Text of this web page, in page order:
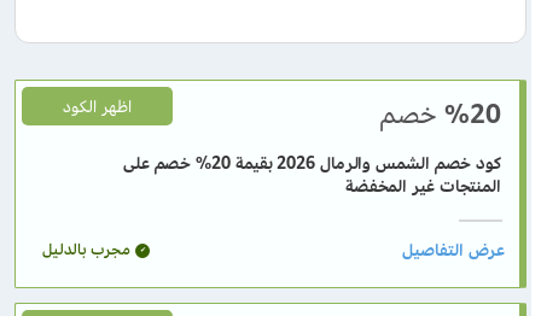
%20 خصم
كود خصم الشمس والرمال 2026 بقيمة 20% خصم على
المنتجات غير المخفضة
اظهر الكود
مجرب بالدليل